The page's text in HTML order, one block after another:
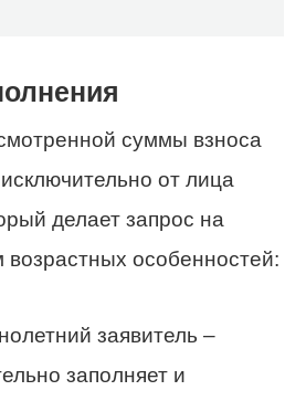
суммы взноса
от лица
делает запрос на
возрастных особенностей:
заявитель –
заполняет и